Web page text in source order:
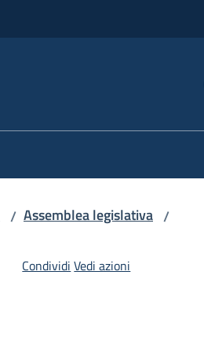
/ Assemblea legislativa /
Condividi Vedi azioni